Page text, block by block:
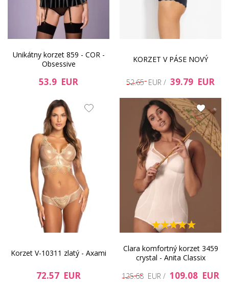
Unikátny korzet 859 - COR -
Obsessive
53.9 EUR
KORZET V PÁSE NOVÝ
52.65 EUR / 39.79 EUR
Korzet V-10311 zlatý - Axami
72.57 EUR
Clara komfortný korzet 3459
crystal - Anita Classix
125.68 EUR / 109.08 EUR